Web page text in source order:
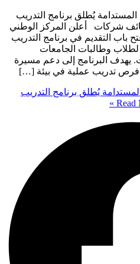
يُطلق برنامج التدريب
شركات أعلن المركز الوطني
باب التقديم في برنامج التدريب
المخصص لطلاب وطالبات الجامعات
يهدف البرنامج إلى دعم مسيرة
فرص تدريب عملية في بيئة […]
يُطلق برنامج التدريب